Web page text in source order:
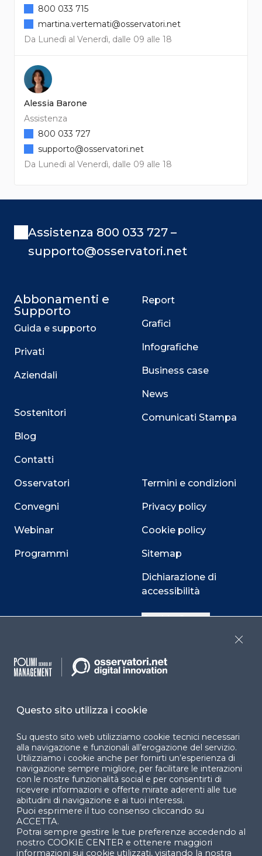
Da Lunedì al Venerdì, dalle 09 alle 18
800 033 715
martina.vertemati@osservatori.net
Alessia Barone
Assistenza
Da Lunedì al Venerdì, dalle 09 alle 18
800 033 727
supporto@osservatori.net
Assistenza 800 033 727 –
supporto@osservatori.net
Abbonamenti e
Supporto
Guida e supporto
Privati
Aziendali
Sostenitori
Blog
Contatti
Osservatori
Convegni
Webinar
Programmi
Report
Grafici
Infografiche
Business case
News
Comunicati Stampa
Termini e condizioni
Privacy policy
Cookie policy
Sitemap
Dichiarazione di
accessibilità
Cookie Center
Facebook LinkedIn
© 2024 Copyright © Politecnico di Milano Dipartimento
di Ingegneria Gestionale
Questo sito utilizza i cookie
Su questo sito web utilizziamo cookie tecnici necessari
alla navigazione e funzionali all’erogazione del servizio.
Utilizziamo i cookie anche per fornirti un’esperienza di
navigazione sempre migliore, per facilitare le interazioni
con le nostre funzionalità social e per consentirti di
ricevere informazioni e offerte mirate aderenti alle tue
abitudini di navigazione e ai tuoi interessi.
Puoi esprimere il tuo consenso cliccando su
ACCETTA.
Potrai sempre gestire le tue preferenze accedendo al
nostro COOKIE CENTER e ottenere maggiori
informazioni sui cookie utilizzati, visitando la nostra